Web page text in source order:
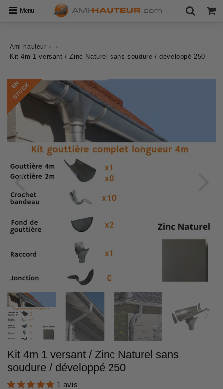
Menu
Ami-hauteur ›
›
Kit 4m 1 versant / Zinc Naturel sans soudure / développé 250
E
N
S
T
O
C
K
Kit 4m 1 versant / Zinc Naturel sans
soudure / développé 250
1 avis